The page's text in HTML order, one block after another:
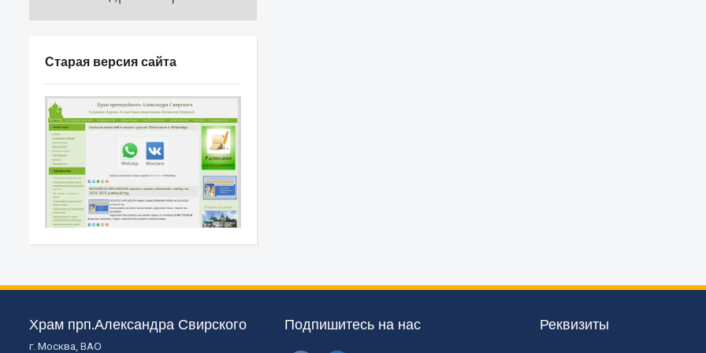
Старая версия сайта
Храм прп.Александра Свирского
г. Москва, ВАО
Подпишитесь на нас Реквизиты